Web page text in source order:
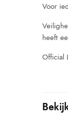
Voor
heeft
Official